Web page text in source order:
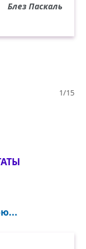
Блез Паскаль
1/15